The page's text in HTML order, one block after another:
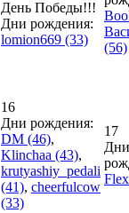
День Победы!!!
Дни рождения:
lomion669 (33)
(56)
16
Дни рождения:
DM (46),
Klinchaa (43),
krutyashiy_pedali
(41), cheerfulcow
(33)
17
Дни
Flex